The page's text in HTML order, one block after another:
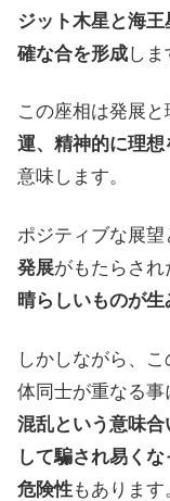
ジット木星と海
確な合を形成しま
この座相は発展と
運、精神的に理
意味します。
ポジティブな展望
発展がもたらされ
晴らしいものが
しかしながら、
体同士が重なる事
混乱という意味
して騙され易く
危険性もあります